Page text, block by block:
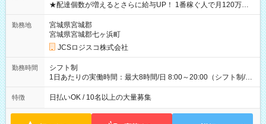
★配達個数が増えるとさらに給与UP！ 1番稼ぐ人で月120万ほ
ど！ ・主要都市エリア 月収55万円／週5日稼働 月収65万~112
万円／週6日稼働 ・地方郊外エリア 月収40万円／週5日稼働 月
収40万円~50万円／週6日稼働 ＜モデルイメージ＞ ■月収50万
円 (27歳男性/江東区在住)※元建築関係 1日150個配達×25日勤務
(日休み) ■月収80万円(43歳男性/墨田区在住)※元営業 1日200個
勤務地
宮城県宮城郡
宮城県宮城郡七ヶ浜町
JCSロジスコ株式会社
勤務時間
シフト制
1日あたりの実働時間：最大8時間/日 8:00～20:00（シフト制/実
働8時間） ※週5日勤務（場所次第では週4も有り） ※配達状況
によって時間外での勤務可能性有り ※案件により多少の前後あ
特徴 日払いOK / 10名以上の大量募集